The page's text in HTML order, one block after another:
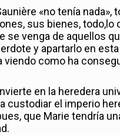
«no tenía nada»,
sus bienes,
se venga de aquellos
y apartarlo en
como ha
en la heredera
custodiar el imperio
que Marie tendría